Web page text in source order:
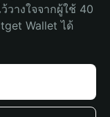
างใจจากผู้ใช้ 40
Wallet ได้